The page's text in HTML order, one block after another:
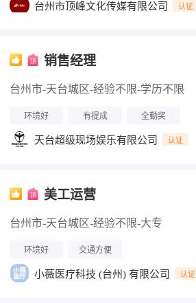
台州市顶峰文化传媒有限公司 认证
销售经理
台州市-天台城区-经验不限-学历不限
环境好 有提成 全勤奖
天台超级现场娱乐有限公司 认证
美工运营
台州市-天台城区-经验不限-大专
环境好 交通方便
小薇医疗科技 (台州) 有限公司 认证